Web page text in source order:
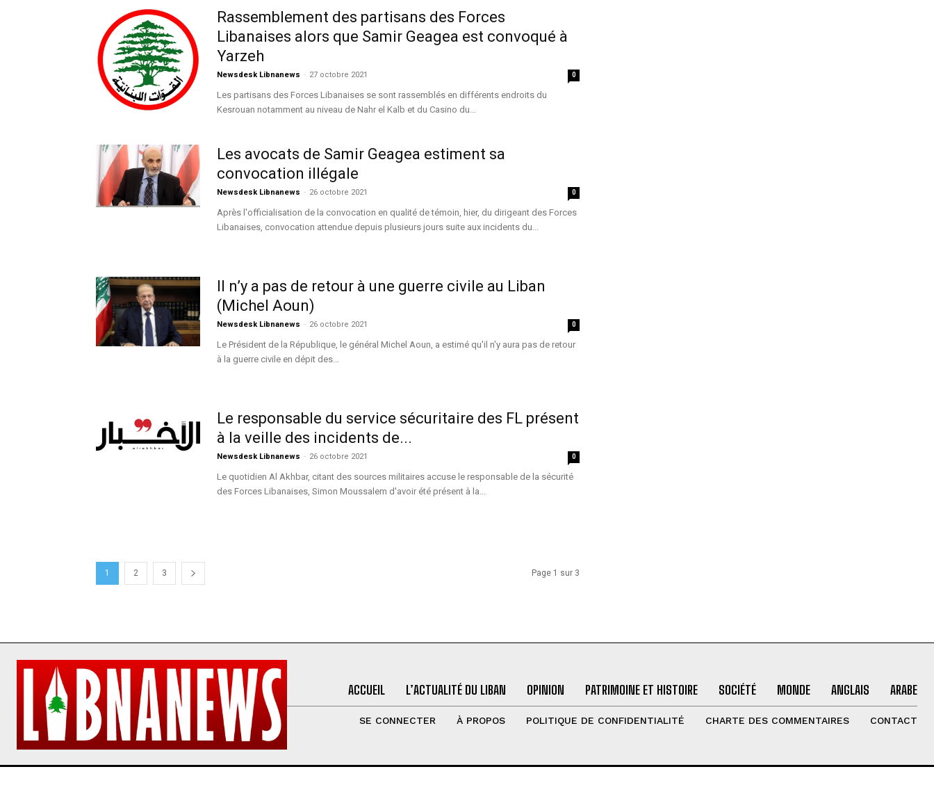
Rassemblement des partisans des Forces
Libanaises alors que Samir Geagea est convoqué à
Yarzeh
Newsdesk Libnanews - 27 octobre 2021 0
Les partisans des Forces Libanaises se sont rassemblés en différents endroits du
Kesrouan notamment au niveau de Nahr el Kalb et du Casino du...
Les avocats de Samir Geagea estiment sa
convocation illégale
Newsdesk Libnanews - 26 octobre 2021 0
Après l'officialisation de la convocation en qualité de témoin, hier, du dirigeant des Forces
Libanaises, convocation attendue depuis plusieurs jours suite aux incidents du...
Il n’y a pas de retour à une guerre civile au Liban
(Michel Aoun)
Newsdesk Libnanews - 26 octobre 2021 0
Le Président de la République, le général Michel Aoun, a estimé qu'il n'y aura pas de retour
à la guerre civile en dépit des...
Le responsable du service sécuritaire des FL présent
à la veille des incidents de...
Newsdesk Libnanews - 26 octobre 2021 0
Le quotidien Al Akhbar, citant des sources militaires accuse le responsable de la sécurité
des Forces Libanaises, Simon Moussalem d'avoir été présent à la...
1 2 3 Page 1 sur 3
ACCUEIL L’ACTUALITÉ DU LIBAN OPINION PATRIMOINE ET HISTOIRE SOCIÉTÉ MONDE ANGLAIS ARABE
SE CONNECTER À PROPOS POLITIQUE DE CONFIDENTIALITÉ CHARTE DES COMMENTAIRES CONTACT